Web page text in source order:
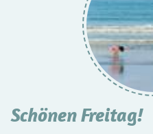
Schönen Freitag!